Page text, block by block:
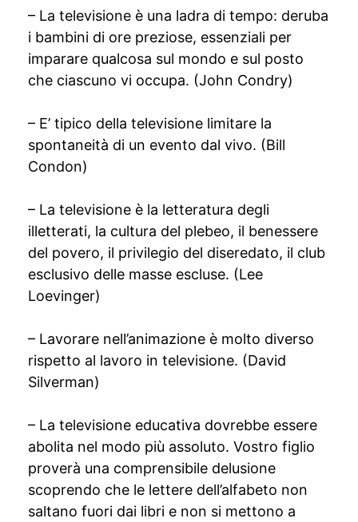
– La televisione è una ladra di tempo: deruba
i bambini di ore preziose, essenziali per
imparare qualcosa sul mondo e sul posto
che ciascuno vi occupa. (John Condry)
– E’ tipico della televisione limitare la
spontaneità di un evento dal vivo. (Bill
Condon)
– La televisione è la letteratura degli
illetterati, la cultura del plebeo, il benessere
del povero, il privilegio del diseredato, il club
esclusivo delle masse escluse. (Lee
Loevinger)
– Lavorare nell’animazione è molto diverso
rispetto al lavoro in televisione. (David
Silverman)
– La televisione educativa dovrebbe essere
abolita nel modo più assoluto. Vostro figlio
proverà una comprensibile delusione
scoprendo che le lettere dell’alfabeto non
saltano fuori dai libri e non si mettono a